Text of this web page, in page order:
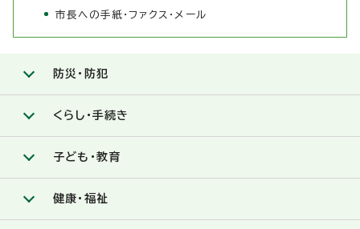
市長への手紙・ファクス・メール
防災・防犯
くらし・手続き
子ども・教育
健康・福祉